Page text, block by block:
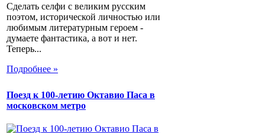
Сделать селфи с великим русским
поэтом, исторической личностью или
любимым литературным героем -
думаете фантастика, а вот и нет.
Теперь...
Подробнее »
Поезд к 100-летию Октавио Паса в
московском метро